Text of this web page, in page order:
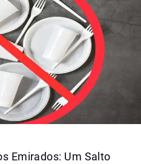
Emirados: Um Salto